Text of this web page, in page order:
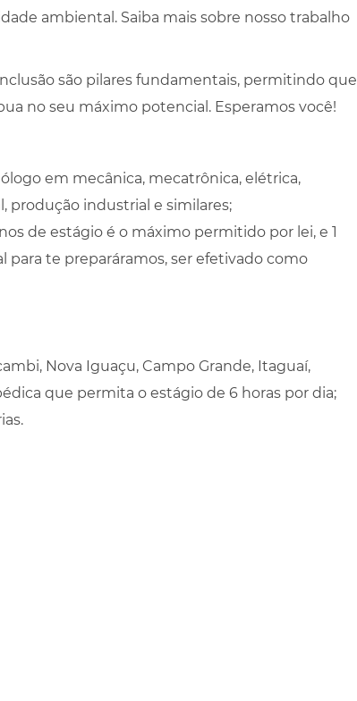
ambiental. Saiba mais sobre nosso trabalho
são pilares fundamentais, permitindo que
no seu máximo potencial. Esperamos você!
em mecânica, mecatrônica, elétrica,
produção industrial e similares;
de estágio é o máximo permitido por lei, e 1
te preparáramos, ser efetivado como
Nova Iguaçu, Campo Grande, Itaguaí,
que permita o estágio de 6 horas por dia;